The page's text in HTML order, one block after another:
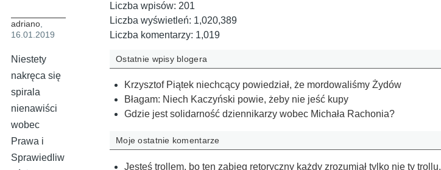
adriano,
16.01.2019
Niestety
nakręca się
spirala
nienawiści
wobec
Prawa i
Sprawiedliw
Liczba wpisów: 201
Liczba wyświetleń: 1,020,389
Liczba komentarzy: 1,019
Ostatnie wpisy blogera
Krzysztof Piątek niechcący powiedział, że mordowaliśmy Żydów
Błagam: Niech Kaczyński powie, żeby nie jeść kupy
Gdzie jest solidarność dziennikarzy wobec Michała Rachonia?
Moje ostatnie komentarze
Jesteś trollem, bo ten zabieg retoryczny każdy zrozumiał tylko nie ty trollu.